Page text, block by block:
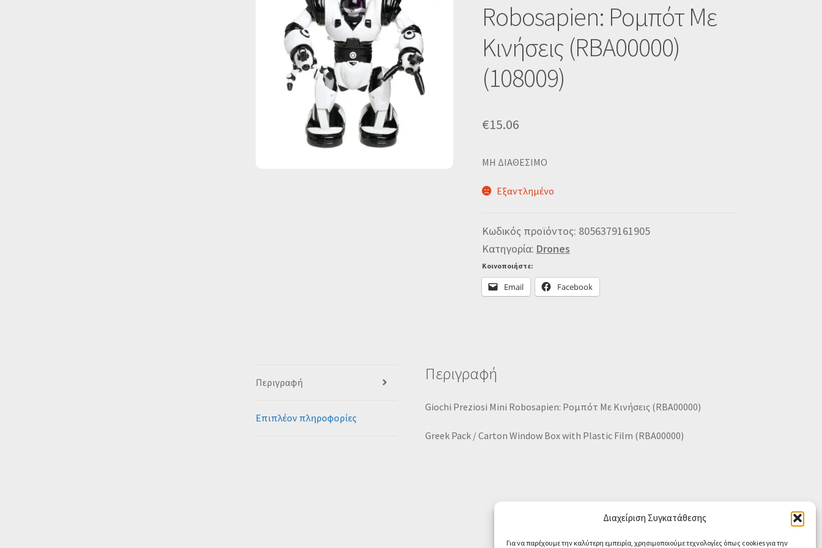
Διαχείριση Συγκατάθεσης
Για να παρέχουμε την καλύτερη εμπειρία, χρησιμοποιούμε τεχνολογίες όπως cookies για την
Robosapien: Ρομπότ Με
Κινήσεις (RBA00000)
(108009)
€15.06
MΗ ΔΙΑΘΕΣΙΜΟ
Εξαντλημένο
Κωδικός προϊόντος: 8056379161905
Κατηγορία: Drones
Κοινοποιήστε:
Email Facebook
Περιγραφή
Επιπλέον πληροφορίες
Περιγραφή
Giochi Preziosi Mini Robosapien: Ρομπότ Με Κινήσεις (RBA00000)
Greek Pack / Carton Window Box with Plastic Film (RBA00000)